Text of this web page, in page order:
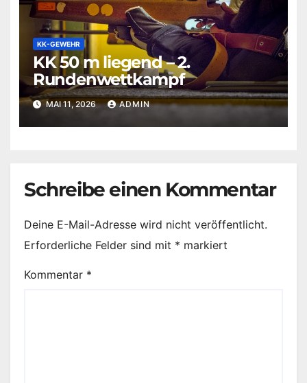
KK-GEWEHR
KK 50 m liegend – 2.
Rundenwettkampf
MAI 11, 2026 ADMIN
Schreibe einen Kommentar
Deine E-Mail-Adresse wird nicht veröffentlicht.
Erforderliche Felder sind mit * markiert
Kommentar *